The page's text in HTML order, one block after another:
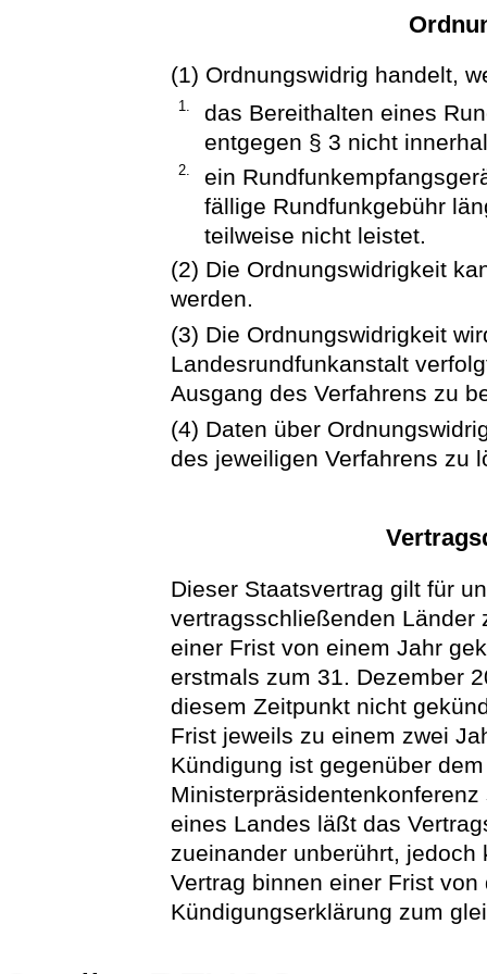
(1) Ordnungswidrig handelt,
1.
das Bereithalten eines
entgegen § 3 nicht
2.
ein
fällige Rundfunkgebühr
teilweise nicht leistet.
(2) Die Ordnungswidrigkeit
werden.
(3) Die Ordnungswidrigkeit
Landesrundfunkanstalt
Ausgang des Verfahrens zu
(4) Daten über
des jeweiligen Verfahrens zu
Dieser Staatsvertrag gilt für
vertragsschließenden Länder
einer Frist von einem Jahr
erstmals zum 31. Dezember
diesem Zeitpunkt nicht
Frist jeweils zu einem zwei
Kündigung ist gegenüber
eines Landes läßt das
zueinander unberührt,
Vertrag binnen einer Frist
Kündigungserklärung zum